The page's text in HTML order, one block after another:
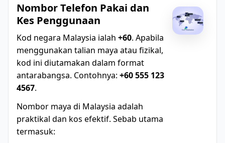
Nombor Telefon Pakai dan
Kes Penggunaan
Kod negara Malaysia ialah +60. Apabila
menggunakan talian maya atau fizikal,
kod ini diutamakan dalam format
antarabangsa. Contohnya: +60 555 123
4567.
Nombor maya di Malaysia adalah
praktikal dan kos efektif. Sebab utama
termasuk: